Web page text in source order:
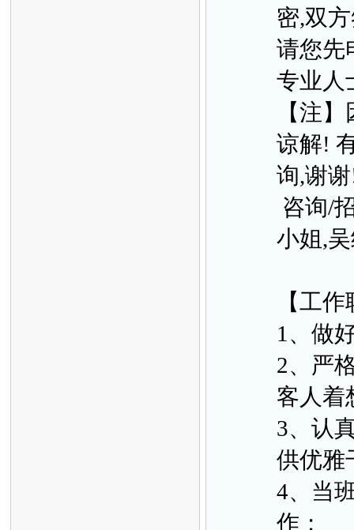
密,双
请您先
专业人
【注
谅解!
询,谢
咨询/
小姐,
【工
1、做
2、严
客人着
3、认
供优雅
4、当
作；